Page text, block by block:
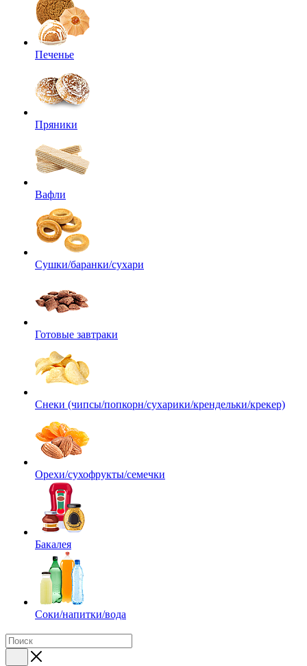
Печенье
Пряники
Вафли
Сушки/баранки/сухари
Готовые завтраки
Снеки (чипсы/попкорн/сухарики/крендельки/крекер)
Орехи/сухофрукты/семечки
Бакалея
Соки/напитки/вода